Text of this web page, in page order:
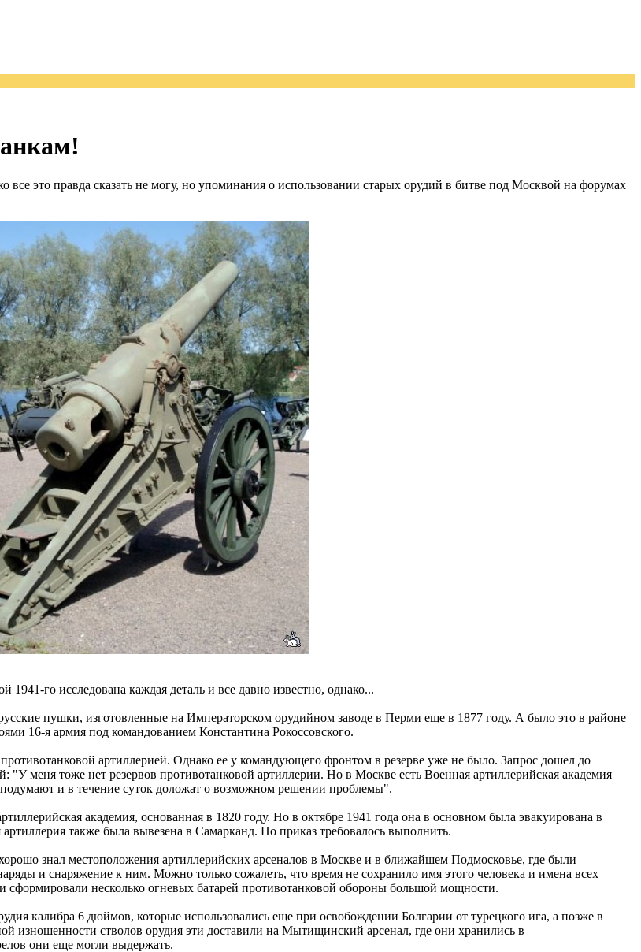
это правда сказать не могу, но упоминания о использовании старых орудий в битве под Москвой на форумах
го исследована каждая деталь и все давно известно, однако...
пушки, изготовленные на Императорском орудийном заводе в Перми еще в 1877 году. А было это в районе
16-я армия под командованием Константина Рокоссовского.
артиллерией. Однако ее у командующего фронтом в резерве уже не было. Запрос дошел до
меня тоже нет резервов противотанковой артиллерии. Но в Москве есть Военная артиллерийская академия
и в течение суток доложат о возможном решении проблемы".
академия, основанная в 1820 году. Но в октябре 1941 года она в основном была эвакуирована в
также была вывезена в Самарканд. Но приказ требовалось выполнить.
знал местоположения артиллерийских арсеналов в Москве и в ближайшем Подмосковье, где были
и снаряжение к ним. Можно только сожалеть, что время не сохранило имя этого человека и имена всех
сформировали несколько огневых батарей противотанковой обороны большой мощности.
калибра 6 дюймов, которые использовались еще при освобождении Болгарии от турецкого ига, а позже в
изношенности стволов орудия эти доставили на Мытищинский арсенал, где они хранились в
они еще могли выдержать.